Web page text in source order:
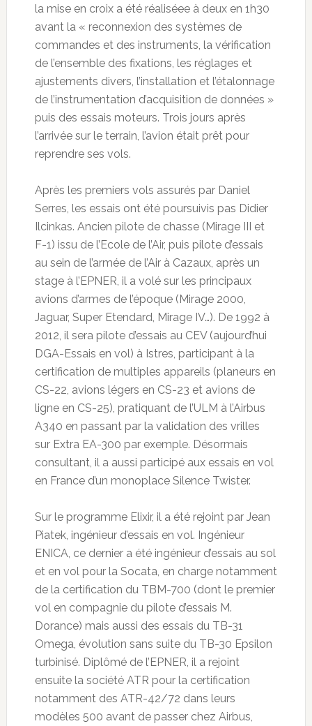
la mise en croix a été réaliséee à deux en 1h30
avant la « reconnexion des systèmes de
commandes et des instruments, la vérification
de l’ensemble des fixations, les réglages et
ajustements divers, l’installation et l’étalonnage
de l’instrumentation d’acquisition de données »
puis des essais moteurs. Trois jours après
l’arrivée sur le terrain, l’avion était prêt pour
reprendre ses vols.
Après les premiers vols assurés par Daniel
Serres, les essais ont été poursuivis pas Didier
Ilcinkas. Ancien pilote de chasse (Mirage III et
F-1) issu de l’Ecole de l’Air, puis pilote d’essais
au sein de l’armée de l’Air à Cazaux, après un
stage à l’EPNER, il a volé sur les principaux
avions d’armes de l’époque (Mirage 2000,
Jaguar, Super Etendard, Mirage IV…). De 1992 à
2012, il sera pilote d’essais au CEV (aujourd’hui
DGA-Essais en vol) à Istres, participant à la
certification de multiples appareils (planeurs en
CS-22, avions légers en CS-23 et avions de
ligne en CS-25), pratiquant de l’ULM à l’Airbus
A340 en passant par la validation des vrilles
sur Extra EA-300 par exemple. Désormais
consultant, il a aussi participé aux essais en vol
en France d’un monoplace Silence Twister.
Sur le programme Elixir, il a été rejoint par Jean
Piatek, ingénieur d’essais en vol. Ingénieur
ENICA, ce dernier a été ingénieur d’essais au sol
et en vol pour la Socata, en charge notamment
de la certification du TBM-700 (dont le premier
vol en compagnie du pilote d’essais M.
Dorance) mais aussi des essais du TB-31
Omega, évolution sans suite du TB-30 Epsilon
turbinisé. Diplômé de l’EPNER, il a rejoint
ensuite la société ATR pour la certification
notamment des ATR-42/72 dans leurs
modèles 500 avant de passer chez Airbus,